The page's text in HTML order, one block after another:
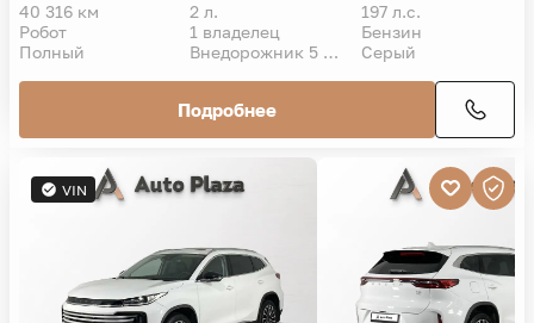
40 316 км 2 л.
197 л.с.
Робот
1 владелец
Бензин
Полный
Внедорожник 5 дв. Серый
Подробнее
VIN